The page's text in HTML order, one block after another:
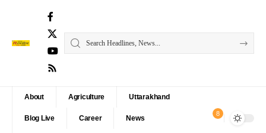
About Agriculture Uttarakhand
Blog Live Career News
8